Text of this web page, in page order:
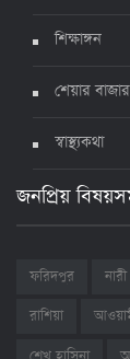
শিক্ষাঙ্গন
শেয়ার বাজার
স্বাস্থ্যকথা
জনপ্রিয়
ফরিদপুর নারী
রাশিয়া